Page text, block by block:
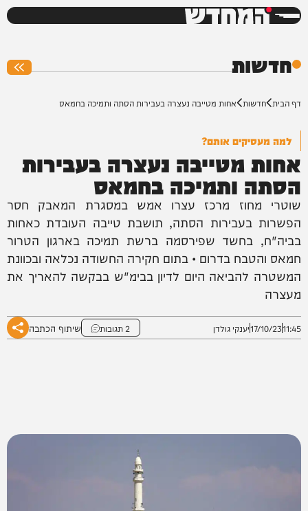
המחדש
חדשות
דף הבית חדשות אחות מטייבה נעצרה בעבירות הסתה ותמיכה בחמאס
למה מעסיקים אותם?
אחות מטייבה נעצרה בעבירות
הסתה ותמיכה בחמאס
שוטרי מחוז מרכז עצרו אמש במסגרת המאבק חסר
הפשרות בעבירות הסתה, תושבת טייבה העובדת כאחות
בביה"ח, בחשד שפירסמה ברשת תמיכה בארגון הטרור
חמאס והטבח בדרום • בתום חקירה החשודה נכלאה ובכוונת
המשטרה להביאה היום לדיון בבימ"ש בבקשה להאריך את
מעצרה
11:45
17/10/23יענקי גולדן 2 תגובות שיתוף הכתבה